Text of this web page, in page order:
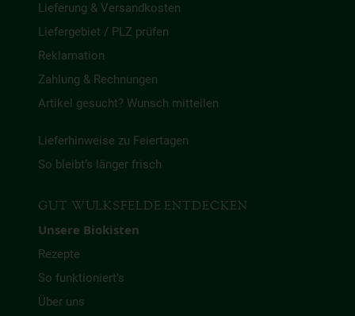
Lieferung & Versandkosten
Liefergebiet / PLZ prüfen
Reklamation
Zahlung & Rechnungen
Artikel gesucht? Wunsch mitteilen
Lieferhinweise zu Feiertagen
So bleibt’s länger frisch
GUT WULKSFELDE ENTDECKEN
Unsere Biokisten
Rezepte
So funktioniert’s
Über uns